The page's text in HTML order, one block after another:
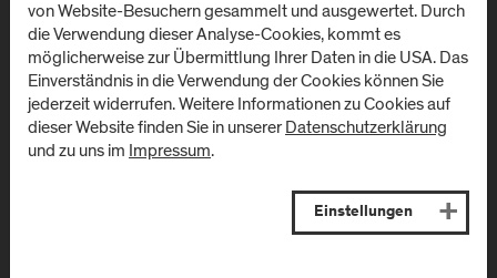
Newsletter
Melden Sie sich zum Newsletter an und erhalten Sie aktuelle
Infos aus der FH Salzburg und zu Veranstaltungen!
E-Mail Adresse:
von Website-Besuchern gesammelt und ausgewertet. Durch
die Verwendung dieser Analyse-Cookies, kommt es
möglicherweise zur Übermittlung Ihrer Daten in die USA. Das
Einverständnis in die Verwendung der Cookies können Sie
jederzeit widerrufen. Weitere Informationen zu Cookies auf
dieser Website finden Sie in unsererDatenschutzerklärung
und zu uns im Impressum.
Einstellungen